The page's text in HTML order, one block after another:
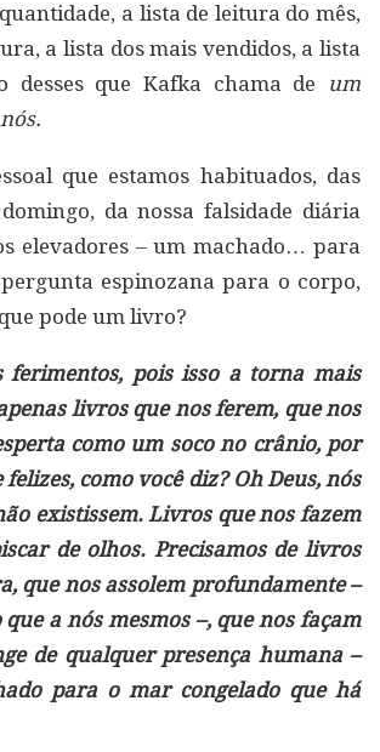
a lista de leitura do mês,
a lista dos mais vendidos, a lista
que Kafka chama de um
que estamos habituados, das
da nossa falsidade diária
elevadores – um machado… para
espinozana para o corpo,
pode um livro?
ferimentos, pois isso a torna mais
livros que nos ferem, que nos
como um soco no crânio, por
como você diz? Oh Deus, nós
existissem. Livros que nos fazem
de olhos. Precisamos de livros
que nos assolem profundamente –
a nós mesmos –, que nos façam
de qualquer presença humana –
para o mar congelado que há